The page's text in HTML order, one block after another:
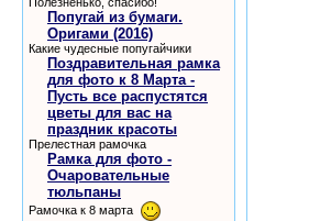
Попугай из бумаги.
Оригами (2016)
Какие чудесные попугайчики
Поздравительная рамка
для фото к 8 Марта -
Пусть все распустятся
цветы для вас на
праздник красоты
Прелестная рамочка
Рамка для фото -
Очаровательные
тюльпаны
Рамочка к 8 марта